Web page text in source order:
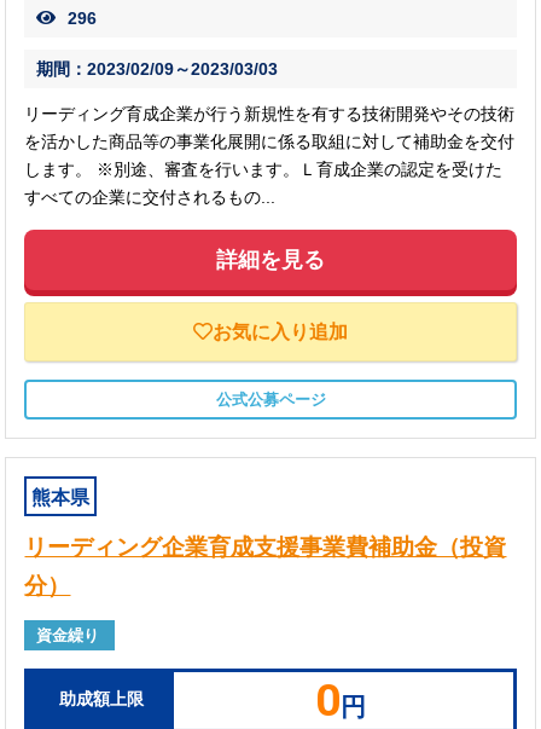
296
期間：2023/02/09～2023/03/03
リーディング育成企業が行う新規性を有する技術開発やその技術
を活かした商品等の事業化展開に係る取組に対して補助金を交付
します。 ※別途、審査を行います。Ｌ育成企業の認定を受けた
すべての企業に交付されるもの...
詳細を見る
お気に入り追加
公式公募ページ
熊本県
リーディング企業育成支援事業費補助金（投資
分）
資金繰り
助成額上限 0 円